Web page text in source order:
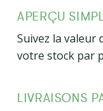
APERÇU
Suivez la valeur
votre stock par
LIVRAISONS